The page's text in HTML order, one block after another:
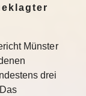
Münster
drei